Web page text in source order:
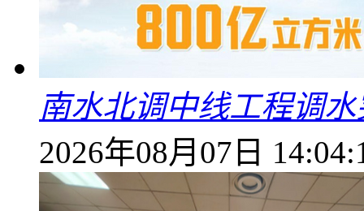
南水北调中线工程调
2026年08月07日